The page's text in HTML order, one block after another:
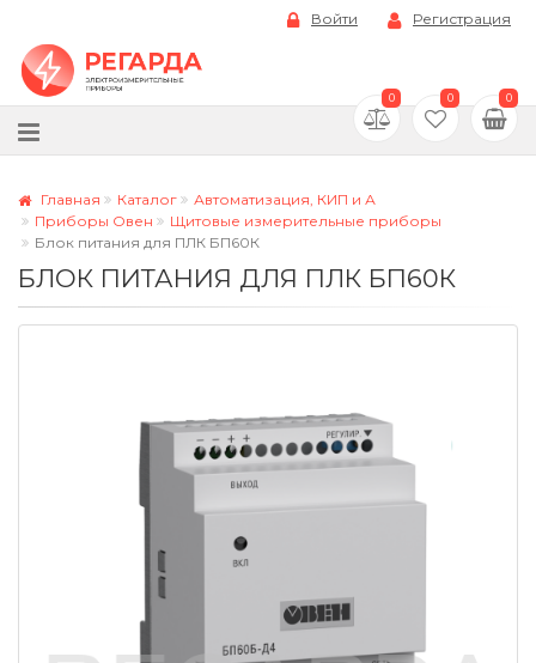
Войти Регистрация
0 0 0
Главная Каталог
Автоматизация, КИП и А
Приборы Овен
Щитовые измерительные приборы
Блок питания для ПЛК БП60К
БЛОК ПИТАНИЯ ДЛЯ ПЛК БП60К